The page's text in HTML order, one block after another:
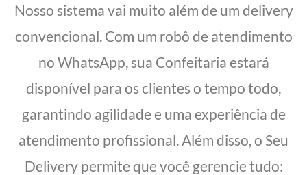
Nosso sistema vai muito além de um delivery
convencional. Com um robô de atendimento
no WhatsApp, sua Confeitaria estará
disponível para os clientes o tempo todo,
garantindo agilidade e uma experiência de
atendimento profissional. Além disso, o Seu
Delivery permite que você gerencie tudo: